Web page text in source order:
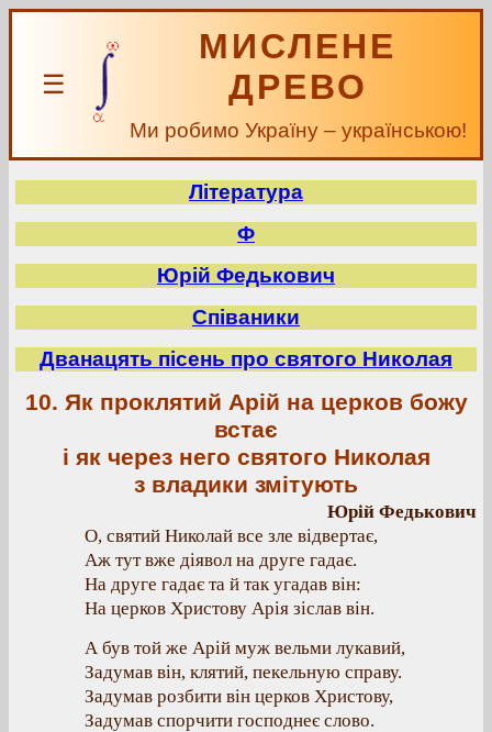
☰
МИСЛЕНЕ
ДРЕВО
Ми робимо Україну – українською!
Література
Ф
Юрій Федькович
Співаники
Дванацять пісень про святого Николая
10. Як проклятий Арій на церков божу
встає
і як через него святого Николая
з владики змітують
Юрій Федькович
О, святий Николай все зле відвертає,
Аж тут вже діявол на друге гадає.
На друге гадає та й так угадав він:
На церков Христову Арія зіслав він.
А був той же Арій муж вельми лукавий,
Задумав він, клятий, пекельную справу.
Задумав розбити він церков Христову,
Задумав спорчити господнеє слово.